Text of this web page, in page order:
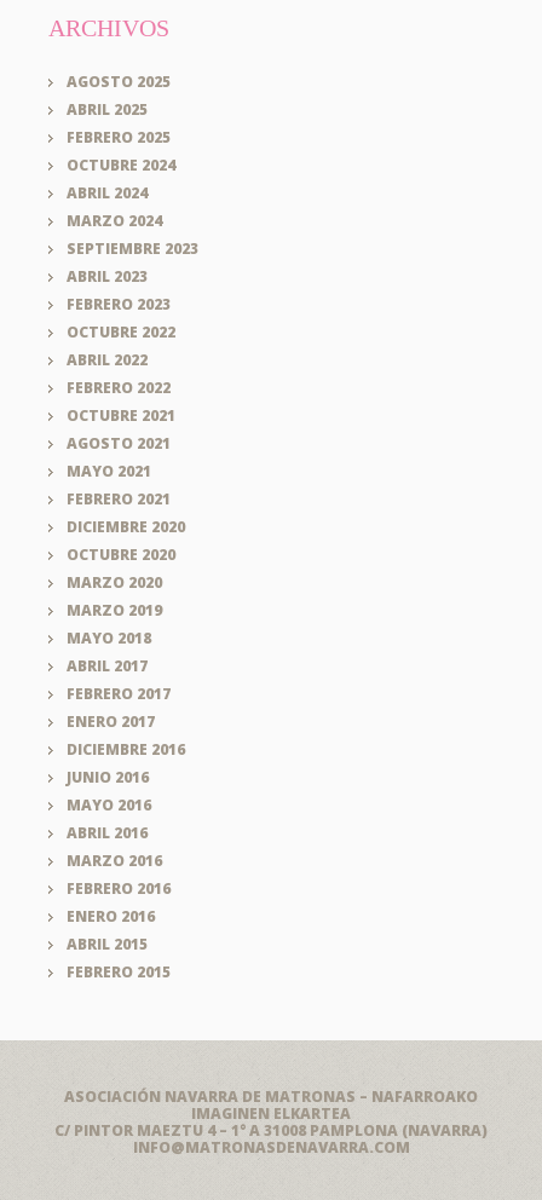
ARCHIVOS
AGOSTO 2025
ABRIL 2025
FEBRERO 2025
OCTUBRE 2024
ABRIL 2024
MARZO 2024
SEPTIEMBRE 2023
ABRIL 2023
FEBRERO 2023
OCTUBRE 2022
ABRIL 2022
FEBRERO 2022
OCTUBRE 2021
AGOSTO 2021
MAYO 2021
FEBRERO 2021
DICIEMBRE 2020
OCTUBRE 2020
MARZO 2020
MARZO 2019
MAYO 2018
ABRIL 2017
FEBRERO 2017
ENERO 2017
DICIEMBRE 2016
JUNIO 2016
MAYO 2016
ABRIL 2016
MARZO 2016
FEBRERO 2016
ENERO 2016
ABRIL 2015
FEBRERO 2015
ASOCIACIÓN NAVARRA DE MATRONAS – NAFARROAKO
IMAGINEN ELKARTEA
C/ PINTOR MAEZTU 4 – 1° A 31008 PAMPLONA (NAVARRA)
INFO@MATRONASDENAVARRA.COM